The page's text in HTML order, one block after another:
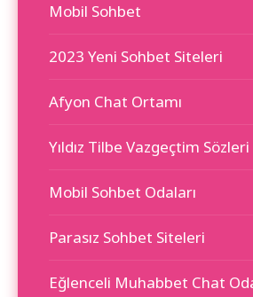
Mobil Sohbet
2023 Yeni Sohbet Siteleri
Afyon Chat Ortamı
Yıldız Tilbe Vazgeçtim Sözleri
Mobil Sohbet Odaları
Parasız Sohbet Siteleri
Eğlenceli Muhabbet Chat